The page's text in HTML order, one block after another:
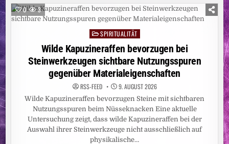
AUF
ZEHNJAHRESTIEF
0 3
Posted
in
SPIRITUALITÄT
Wilde Kapuzineraffen bevorzugen bei
Steinwerkzeugen sichtbare Nutzungsspuren
gegenüber Materialeigenschaften
RSS-FEED 9. AUGUST 2026
Wilde Kapuzineraffen bevorzugen Steine mit sichtbaren
Nutzungsspuren beim Nüsseknacken Eine aktuelle
Untersuchung zeigt, dass wilde Kapuzineraffen bei der
Auswahl ihrer Steinwerkzeuge nicht ausschließlich auf
physikalische…